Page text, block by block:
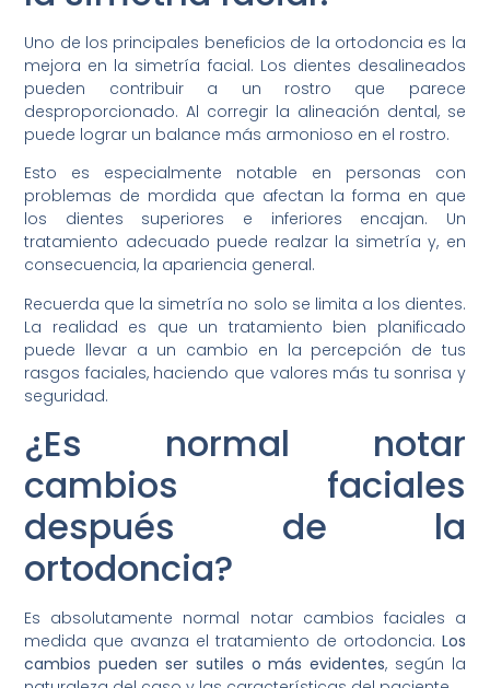
Uno de los principales beneficios de la ortodoncia es la
mejora en la simetría facial. Los dientes desalineados
pueden contribuir a un rostro que parece
desproporcionado. Al corregir la alineación dental, se
puede lograr un balance más armonioso en el rostro.
Esto es especialmente notable en personas con
problemas de mordida que afectan la forma en que
los dientes superiores e inferiores encajan. Un
tratamiento adecuado puede realzar la simetría y, en
consecuencia, la apariencia general.
Recuerda que la simetría no solo se limita a los dientes.
La realidad es que un tratamiento bien planificado
puede llevar a un cambio en la percepción de tus
rasgos faciales, haciendo que valores más tu sonrisa y
seguridad.
¿Es normal notar
cambios faciales
después de la
ortodoncia?
Es absolutamente normal notar cambios faciales a
medida que avanza el tratamiento de ortodoncia. Los
cambios pueden ser sutiles o más evidentes, según la